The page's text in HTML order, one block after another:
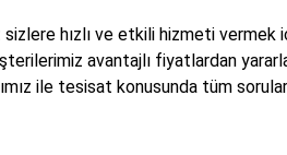
sizlere hızlı ve etkili hizmeti vermek
avantajlı fiyatlardan
ile tesisat konusunda tüm